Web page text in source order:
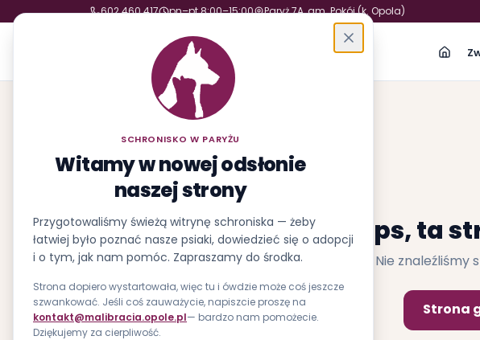
SCHRONISKO W PARYŻU
Witamy w nowej odsłonie
naszej strony
Przygotowaliśmy świeżą witrynę schroniska — żeby
łatwiej było poznać nasze psiaki, dowiedzieć się o adopcji
i o tym, jak nam pomóc. Zapraszamy do środka.
Strona dopiero wystartowała, więc tu i ówdzie może coś jeszcze
szwankować. Jeśli coś zauważycie, napiszcie proszę na
kontakt@malibracia.opole.pl— bardzo nam pomożecie.
Dziękujemy za cierpliwość.
602 460 417 pn–pt 8:00–15:00 Paryż 7A, gm. Pokój (k. Opola)
Schronisko w Paryżu
Fundacja Małych Braci św. Franciszka
Ups, ta
Nie znaleźliśmy
Strona